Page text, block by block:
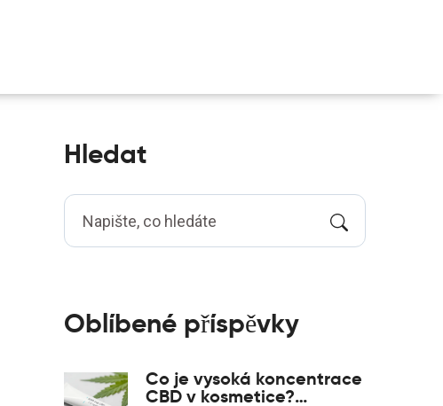
Hledat
Oblíbené příspěvky
Co je vysoká koncentrace
CBD v kosmetice?